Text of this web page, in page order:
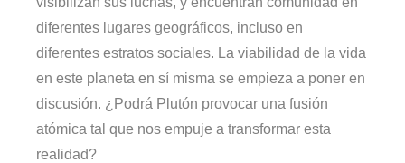
diferentes lugares geográficos, incluso en
diferentes estratos sociales. La viabilidad de la vida
en este planeta en sí misma se empieza a poner en
discusión. ¿Podrá Plutón provocar una fusión
atómica tal que nos empuje a transformar esta
realidad?